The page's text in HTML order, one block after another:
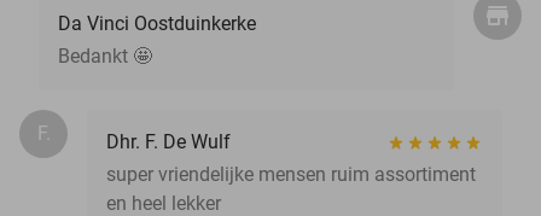
Da Vinci Oostduinkerke
Bedankt 🤩
F.
Dhr. F. De Wulf
super vriendelijke mensen ruim assortiment
en heel lekker